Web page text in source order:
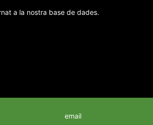
a la nostra base de dades.